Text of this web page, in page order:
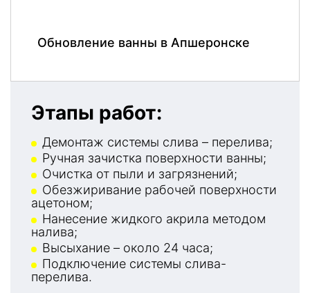
Обновление ванны в Апшеронске
Этапы работ:
Демонтаж системы слива – перелива;
Ручная зачистка поверхности ванны;
Очистка от пыли и загрязнений;
Обезжиривание рабочей поверхности
ацетоном;
Нанесение жидкого акрила методом
налива;
Высыхание – около 24 часа;
Подключение системы слива-
перелива.